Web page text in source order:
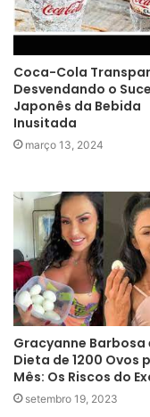
Coca-Cola
Desvendando o
Japonês da Bebida
Inusitada
março 13, 2024
Gracyanne Barbosa
Dieta de 1200 Ovos
Mês: Os Riscos do
setembro 19, 2023